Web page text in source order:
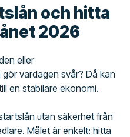
och hitta
2026
eller
vardagen svår? Då kan
en stabilare ekonomi.
utan säkerhet från
Målet är enkelt: hitta